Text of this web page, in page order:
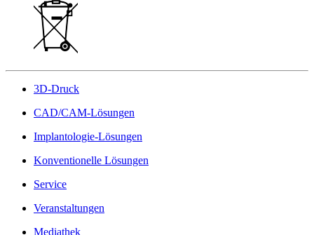
3D-Druck
CAD/CAM-Lösungen
Implantologie-Lösungen
Konventionelle Lösungen
Service
Veranstaltungen
Mediathek